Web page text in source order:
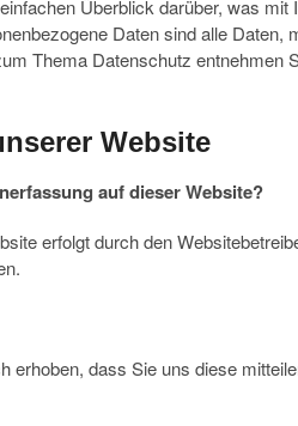
Überblick darüber, was
Daten sind alle Daten,
Thema Datenschutz entnehmen
Website
auf dieser Website?
erfolgt durch den
erhoben, dass Sie uns diese